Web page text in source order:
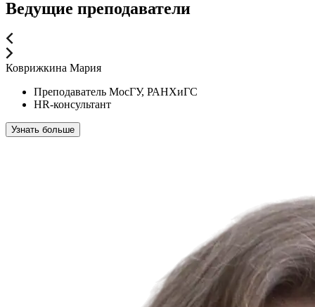
Ведущие преподаватели
Коврижкина Мария
Преподаватель МосГУ, РАНХиГС
HR-консультант
Узнать больше